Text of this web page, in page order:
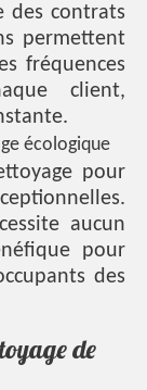
des contrats
permettent
fréquences
client,
écologique
pour
aucun
pour
des
de